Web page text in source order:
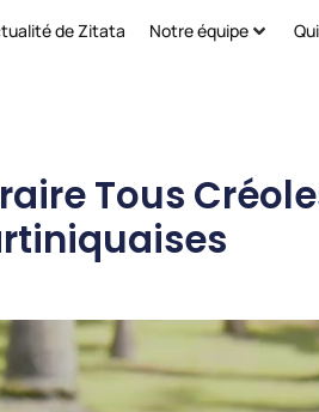
de Zitata Notre équipe
Tous